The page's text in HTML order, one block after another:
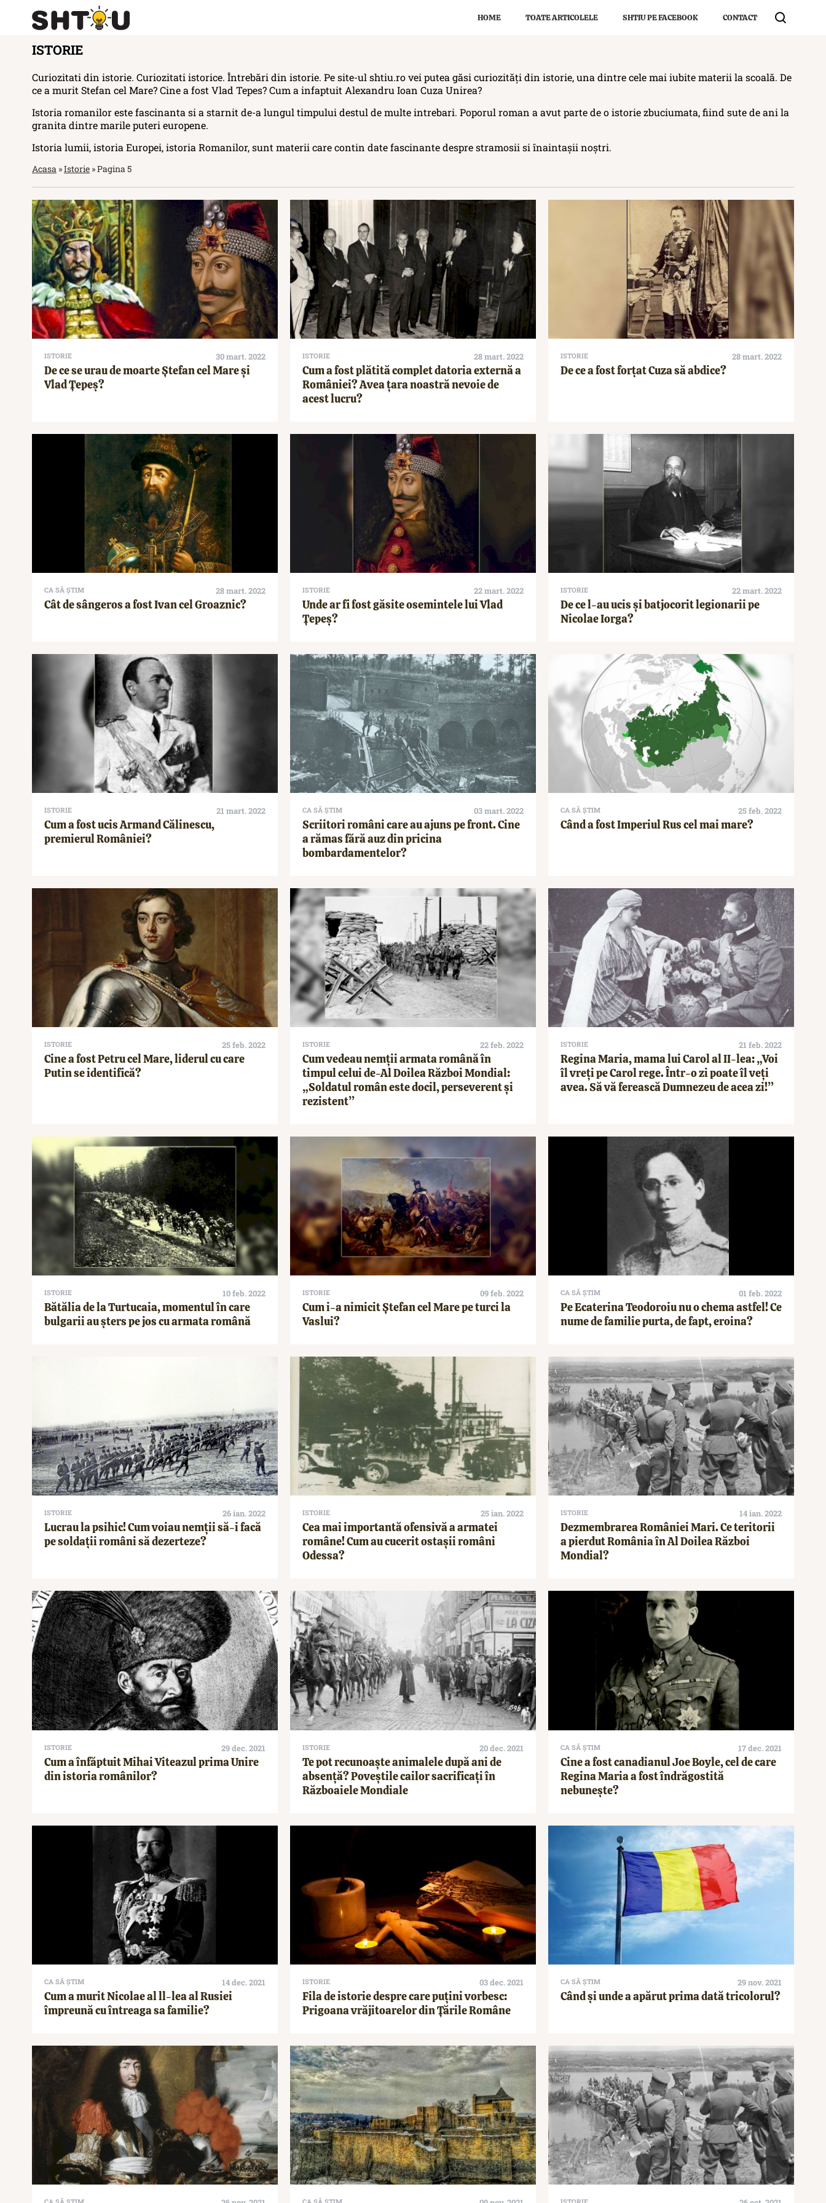
HOME TOATE ARTICOLELE SHTIU PE FACEBOOK CONTACT
ISTORIE
Curiozitati din istorie. Curiozitati istorice. Întrebări din istorie. Pe site-ul shtiu.ro vei putea găsi curiozități din istorie, una dintre cele mai iubite materii la scoală. De
ce a murit Stefan cel Mare? Cine a fost Vlad Tepes? Cum a infaptuit Alexandru Ioan Cuza Unirea?
Istoria romanilor este fascinanta si a starnit de-a lungul timpului destul de multe intrebari. Poporul roman a avut parte de o istorie zbuciumata, fiind sute de ani la
granita dintre marile puteri europene.
Istoria lumii, istoria Europei, istoria Romanilor, sunt materii care contin date fascinante despre stramosii si înaintașii noștri.
Acasa »Istorie »Pagina 5
ISTORIE 30 mart. 2022
De ce se urau de moarte Ștefan cel Mare și
Vlad Țepeș?
ISTORIE 28 mart. 2022
Cum a fost plătită complet datoria externă a
României? Avea țara noastră nevoie de
acest lucru?
ISTORIE 28 mart. 2022
De ce a fost forțat Cuza să abdice?
CA SĂ ȘTIM 28 mart. 2022
Cât de sângeros a fost Ivan cel Groaznic?
ISTORIE 22 mart. 2022
Unde ar fi fost găsite osemintele lui Vlad
Țepeș?
ISTORIE 22 mart. 2022
De ce l-au ucis și batjocorit legionarii pe
Nicolae Iorga?
ISTORIE 21 mart. 2022
Cum a fost ucis Armand Călinescu,
premierul României?
CA SĂ ȘTIM 03 mart. 2022
Scriitori români care au ajuns pe front. Cine
a rămas fără auz din pricina
bombardamentelor?
CA SĂ ȘTIM 25 feb. 2022
Când a fost Imperiul Rus cel mai mare?
ISTORIE 25 feb. 2022
Cine a fost Petru cel Mare, liderul cu care
Putin se identifică?
ISTORIE 22 feb. 2022
Cum vedeau nemții armata română în
timpul celui de-Al Doilea Război Mondial:
„Soldatul român este docil, perseverent și
rezistent”
ISTORIE 21 feb. 2022
Regina Maria, mama lui Carol al II-lea: „Voi
îl vreți pe Carol rege. Într-o zi poate îl veți
avea. Să vă ferească Dumnezeu de acea zi!”
ISTORIE 10 feb. 2022
Bătălia de la Turtucaia, momentul în care
bulgarii au șters pe jos cu armata română
ISTORIE 09 feb. 2022
Cum i-a nimicit Ștefan cel Mare pe turci la
Vaslui?
CA SĂ ȘTIM 01 feb. 2022
Pe Ecaterina Teodoroiu nu o chema astfel! Ce
nume de familie purta, de fapt, eroina?
ISTORIE 26 ian. 2022
Lucrau la psihic! Cum voiau nemții să-i facă
pe soldații români să dezerteze?
ISTORIE 25 ian. 2022
Cea mai importantă ofensivă a armatei
române! Cum au cucerit ostașii români
Odessa?
ISTORIE 14 ian. 2022
Dezmembrarea României Mari. Ce teritorii
a pierdut România în Al Doilea Război
Mondial?
ISTORIE 29 dec. 2021
Cum a înfăptuit Mihai Viteazul prima Unire
din istoria românilor?
ISTORIE 20 dec. 2021
Te pot recunoaște animalele după ani de
absență? Poveștile cailor sacrificați în
Războaiele Mondiale
CA SĂ ȘTIM 17 dec. 2021
Cine a fost canadianul Joe Boyle, cel de care
Regina Maria a fost îndrăgostită
nebunește?
CA SĂ ȘTIM 14 dec. 2021
Cum a murit Nicolae al ll-lea al Rusiei
împreună cu întreaga sa familie?
ISTORIE 03 dec. 2021
Fila de istorie despre care puțini vorbesc:
Prigoana vrăjitoarelor din Țările Române
CA SĂ ȘTIM 29 nov. 2021
Când și unde a apărut prima dată tricolorul?